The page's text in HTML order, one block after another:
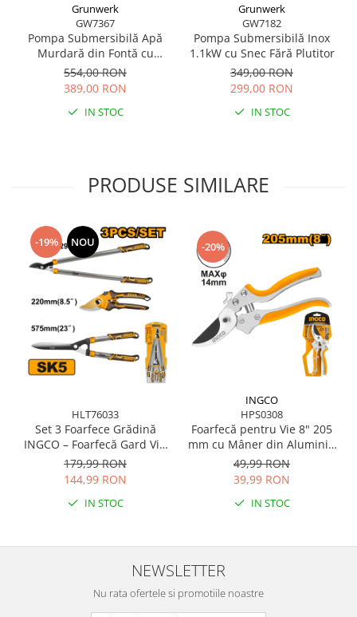
Grunwerk
GW7367
Pompa Submersibilă Apă
Murdară din Fontă cu
Tocător și Plutitor Automat
554,00 RON
389,00 RON
IN STOC
Grunwerk
GW7182
Pompa Submersibilă Inox
1.1kW cu Snec Fără Plutitor
349,00 RON
299,00 RON
IN STOC
PRODUSE SIMILARE
-19% NOU
HLT76033
Set 3 Foarfece Grădină
INGCO – Foarfecă Gard Viu
+ Foarfecă Pomi + Foarfecă
Crengi Groase, Lame SK5,
179,99 RON
144,99 RON
IN STOC
-20%
INGCO
HPS0308
Foarfecă pentru Vie 8" 205
mm cu Mâner din Aluminiu
și Cauciuc
49,99 RON
39,99 RON
IN STOC
NEWSLETTER
Nu rata ofertele si promotiile noastre